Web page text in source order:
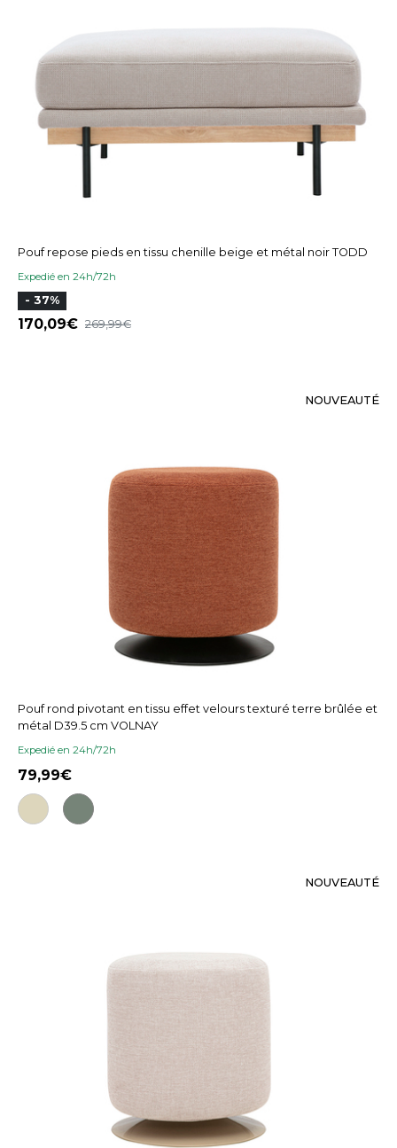
Pouf repose pieds en tissu chenille beige et métal noir TODD
Expedié en 24h/72h
- 37%
170,09 269,99
NOUVEAUTÉ
Pouf rond pivotant en tissu effet velours texturé terre brûlée et
métal D39.5 cm VOLNAY
Expedié en 24h/72h
79,99
NOUVEAUTÉ